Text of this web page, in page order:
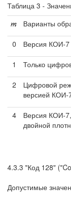
Таблица 3 -
Варианты
0 Версия КОИ-7
1 Только
2
Цифровой
версией КОИ-
4
Версия КОИ-
двойной
4.3.3 "Код 128"
Допустимые